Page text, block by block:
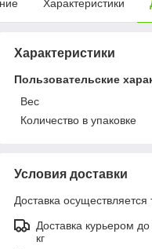
Характеристики
Характеристики
Пользовательские
Вес
Количество в упаковке
Условия доставки
Доставка осуществляется
Доставка курьером
кг